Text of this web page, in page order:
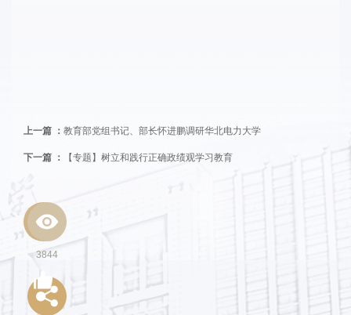
上一篇 ： 教育部党组书记、部长怀进鹏调研华北电力大学
下一篇 ： 【专题】树立和践行正确政绩观学习教育
3844